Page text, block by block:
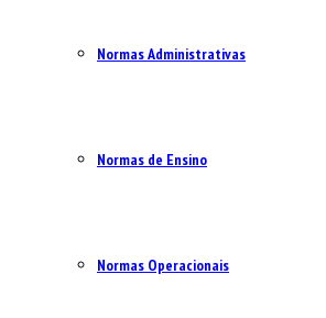
Normas Administrativas
Normas de Ensino
Normas Operacionais